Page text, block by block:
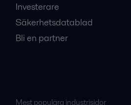
Investerare
Säkerhetsdatablad
Bli en partner
Mest populära industrisidor